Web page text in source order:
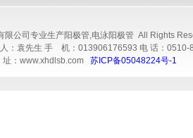
限公司专业生产阳极管,电泳阳极管 All Rights
：袁先生 手 机：013906176593 电 话：
：www.xhdlsb.com 苏ICP备05048224号-1